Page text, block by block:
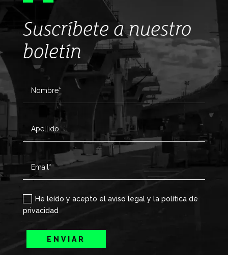
Suscríbete a nuestro
boletín
He leído y acepto el aviso legal y la política de
privacidad
ENVIAR